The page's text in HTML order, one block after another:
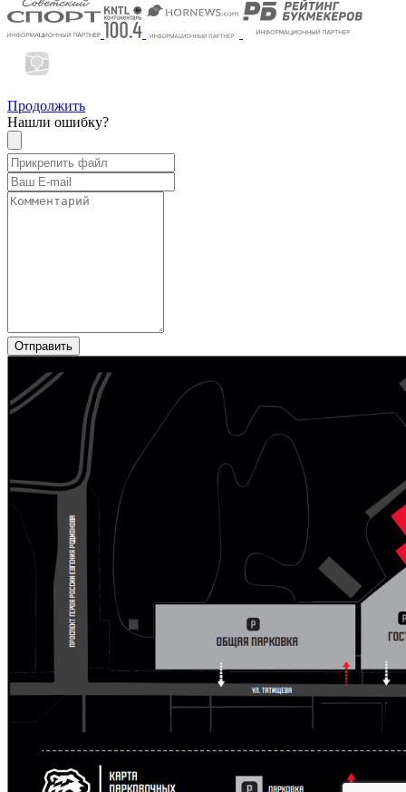
Продолжить
Нашли ошибку?